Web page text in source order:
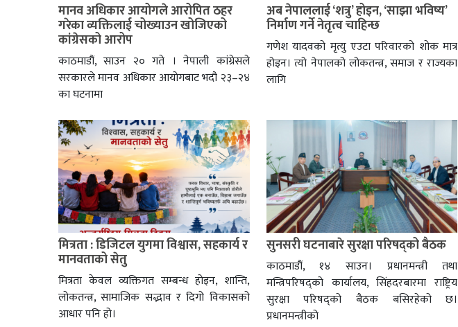
मानव अधिकार आयोगले आरोपित ठहर
गरेका व्यक्तिलाई चोख्याउन खोजिएको
कांग्रेसको आरोप
काठमाडौं, साउन २० गते । नेपाली कांग्रेसले
सरकारले मानव अधिकार आयोगबाट भदौ २३–२४
का घटनामा
अब नेपाललाई ‘शत्रु’ होइन, ‘साझा भविष्य’
निर्माण गर्ने नेतृत्व चाहिन्छ
गणेश यादवको मृत्यु एउटा परिवारको शोक मात्र
होइन। त्यो नेपालको लोकतन्त्र, समाज र राज्यका
लागि
मित्रता : डिजिटल युगमा विश्वास, सहकार्य र
मानवताको सेतु
मित्रता केवल व्यक्तिगत सम्बन्ध होइन, शान्ति,
लोकतन्त्र, सामाजिक सद्भाव र दिगो विकासको
आधार पनि हो।
सुनसरी घटनाबारे सुरक्षा परिषद्को बैठक
काठमाडौं, १४ साउन। प्रधानमन्त्री तथा
मन्त्रिपरिषद्को कार्यालय, सिंहदरबारमा राष्ट्रिय
सुरक्षा परिषद्को बैठक बसिरहेको छ।
प्रधानमन्त्रीको